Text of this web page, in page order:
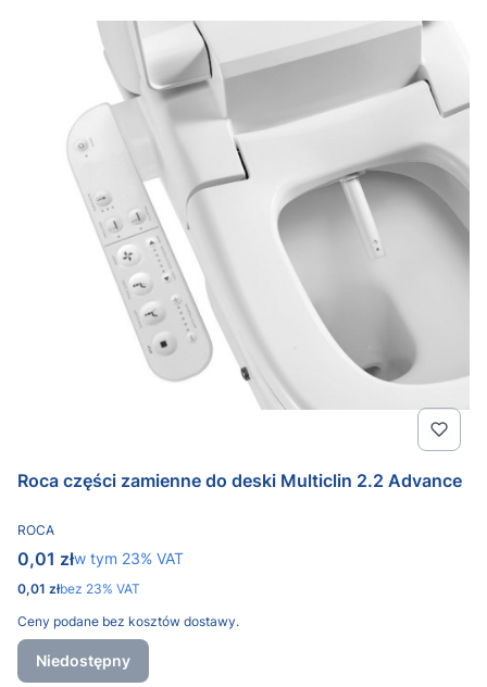
Roca części zamienne do deski Multiclin 2.2 Advance
PRODUCENT
ROCA
Cena brutto
0,01 złw tym %s VAT
w tym 23% VAT
Cena netto
0,01 złbez 23% VAT
Ceny podane bez kosztów dostawy.
Niedostępny